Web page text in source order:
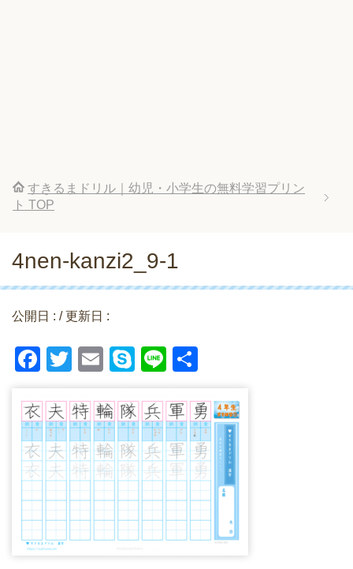
すきるまドリル｜幼児・小学生の無料学習プリン
ト TOP
4nen-kanzi2_9-1
公開日 : / 更新日 :
F
c
e
b
o
o
k
T
tt
er
E
ail
S
p
e
Li
e